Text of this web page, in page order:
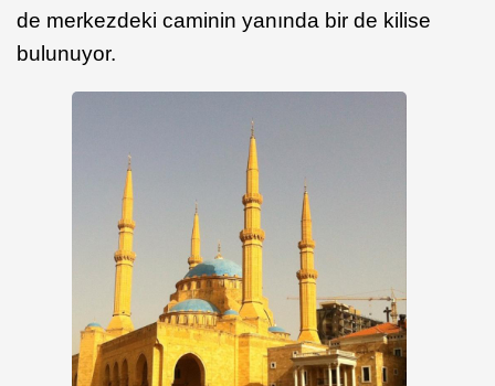
de merkezdeki caminin yanında bir de kilise
bulunuyor.